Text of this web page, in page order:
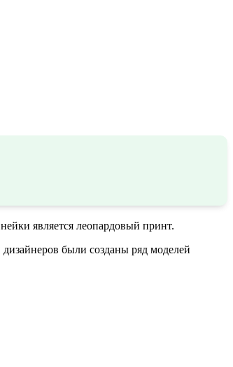
является леопардовый принт.
были созданы ряд моделей